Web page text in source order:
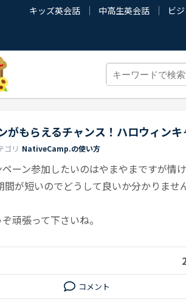
キッズ英会話 中高生英会話 ビ
がもらえるチャンス！ハロウィンキ
ゴリ NativeCamp.の使い方
ーン参加したいのはやまやまですが情
間が短いのでどうして良いか分かりませ
頑張って下さいね。
コメント